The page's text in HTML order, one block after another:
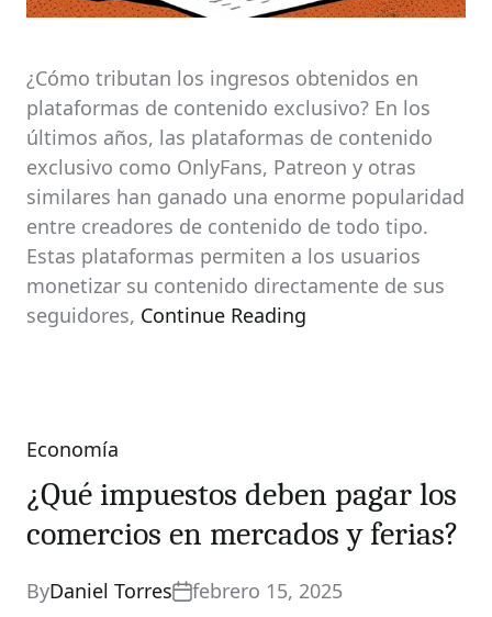
¿Cómo tributan los ingresos obtenidos en
plataformas de contenido exclusivo? En los
últimos años, las plataformas de contenido
exclusivo como OnlyFans, Patreon y otras
similares han ganado una enorme popularidad
entre creadores de contenido de todo tipo.
Estas plataformas permiten a los usuarios
monetizar su contenido directamente de sus
seguidores, Continue Reading
Categories
Economía
¿Qué impuestos deben pagar los
comercios en mercados y ferias?
ByDaniel Torres febrero 15, 2025